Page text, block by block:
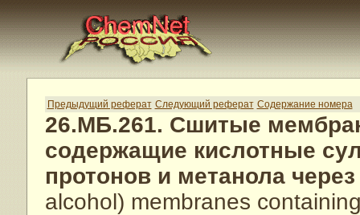
Предыдущий реферат Следующий реферат Содержание номера
26.МБ.261. Сшитые
содержащие кислотные
протонов и метанола
alcohol) membranes